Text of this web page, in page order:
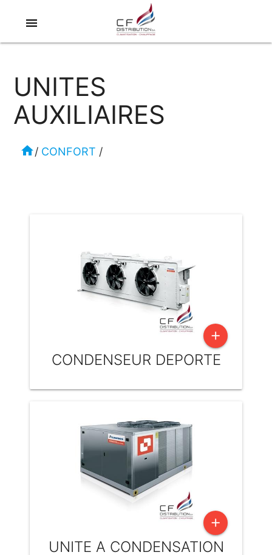
menu
UNITES
AUXILIAIRES
home/ CONFORT /
add
CONDENSEUR DEPORTE
add
UNITE A CONDENSATION